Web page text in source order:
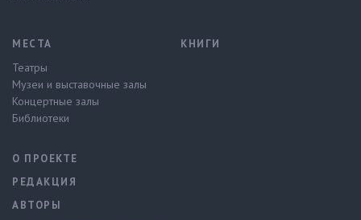
МЕСТА
Театры
Музеи и выставочные залы
Концертные залы
Библиотеки
КНИГИ
О ПРОЕКТЕ
РЕДАКЦИЯ
АВТОРЫ